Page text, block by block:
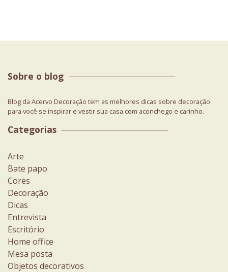
Sobre o blog
Blog da Acervo Decoração tem as melhores dicas sobre decoração
para você se inspirar e vestir sua casa com aconchego e carinho.
Categorias
Arte
Bate papo
Cores
Decoração
Dicas
Entrevista
Escritório
Home office
Mesa posta
Objetos decorativos